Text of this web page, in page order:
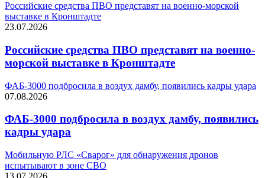
Российские средства ПВО представят на военно-морской
выставке в Кронштадте
23.07.2026
Российские средства ПВО представят на военно-
морской выставке в Кронштадте
ФАБ-3000 подбросила в воздух дамбу, появились кадры удара
07.08.2026
ФАБ-3000 подбросила в воздух дамбу, появились
кадры удара
Мобильную РЛС «Сварог» для обнаружения дронов
испытывают в зоне СВО
13.07.2026